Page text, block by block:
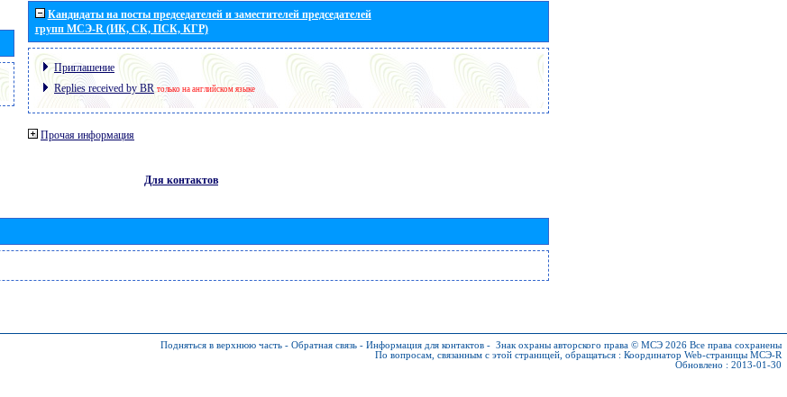
Кандидаты на посты председателей и заместителей председателей
групп МСЭ-R (ИК, СК, ПСК, КГР)
Приглашение
Replies received by BR только на английском языке
Прочая информация
Для контактов
Подняться в верхнюю часть - Обратная связь - Информация для контактов - Знак охраны авторского права © МСЭ 2026 Все права сохранены
По вопросам, связанным с этой страницей, обращаться : Координатор Web-страницы МСЭ-R
Обновлено : 2013-01-30